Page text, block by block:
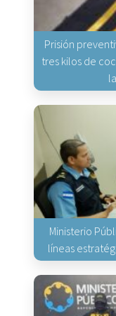
Prisión
tres kilos de
Ministerio
líneas